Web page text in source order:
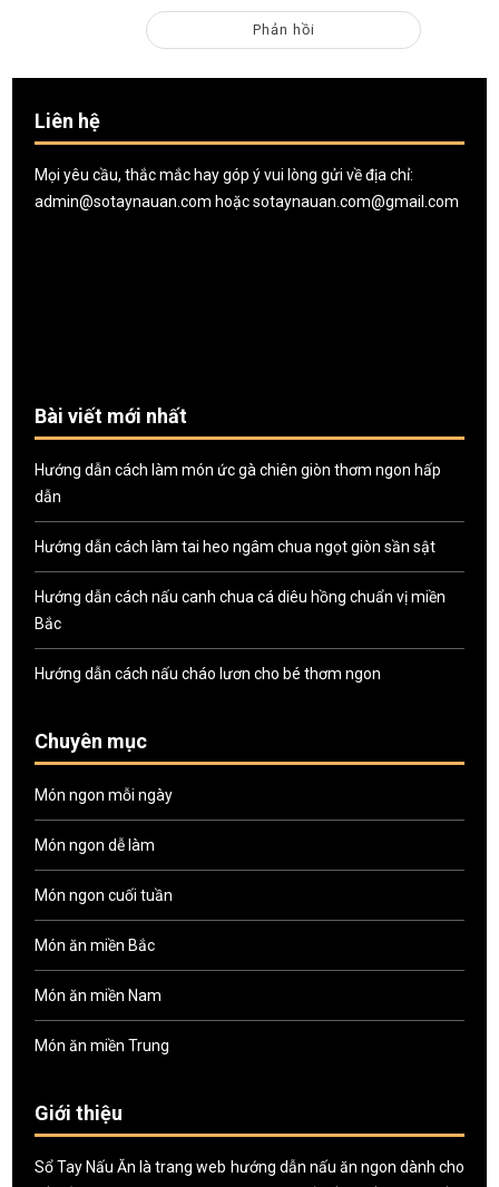
Liên hệ
Mọi yêu cầu, thắc mắc hay góp ý vui lòng gửi về địa chỉ:
admin@sotaynauan.com hoặcsotaynauan.com@gmail.com
Bài viết mới nhất
Hướng dẫn cách làm món ức gà chiên giòn thơm ngon hấp
dẫn
Hướng dẫn cách làm tai heo ngâm chua ngọt giòn sần sật
Hướng dẫn cách nấu canh chua cá diêu hồng chuẩn vị miền
Bắc
Hướng dẫn cách nấu cháo lươn cho bé thơm ngon
Chuyên mục
Món ngon mỗi ngày
Món ngon dễ làm
Món ngon cuối tuần
Món ăn miền Bắc
Món ăn miền Nam
Món ăn miền Trung
Giới thiệu
Sổ Tay Nấu Ăn là trang web hướng dẫn nấu ăn ngon dành cho